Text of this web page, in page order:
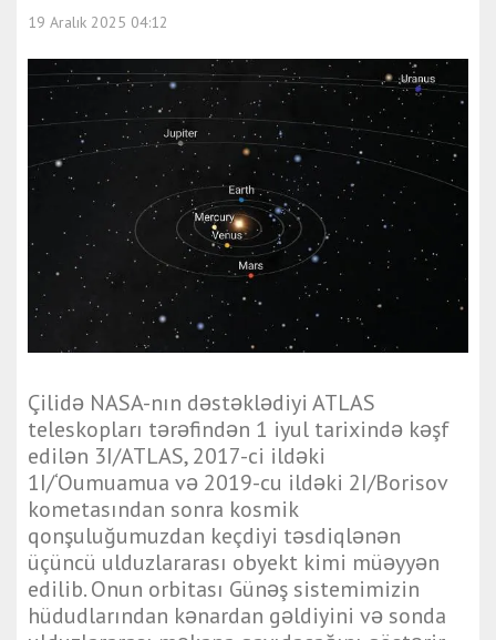
19 Aralık 2025 04:12
Çilidə NASA-nın dəstəklədiyi ATLAS
teleskopları tərəfindən 1 iyul tarixində kəşf
edilən 3I/ATLAS, 2017-ci ildəki
1I/‘Oumuamua və 2019-cu ildəki 2I/Borisov
kometasından sonra kosmik
qonşuluğumuzdan keçdiyi təsdiqlənən
üçüncü ulduzlararası obyekt kimi müəyyən
edilib. Onun orbitası Günəş sistemimizin
hüdudlarından kənardan gəldiyini və sonda